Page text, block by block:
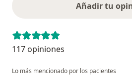
Añadir tu
117 opiniones
Lo más mencionado por los pacientes